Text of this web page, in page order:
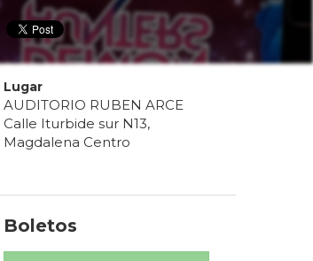
Lugar
AUDITORIO RUBEN ARCE
Calle Iturbide sur N13,
Magdalena Centro
Boletos